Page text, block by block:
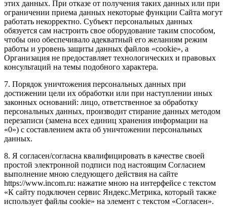
этих данных. При отказе от получения таких данных или при
ограничении приема данных некоторые функции Сайта могут
работать некорректно. Субъект персональных данных
обязуется сам настроить свое оборудование таким способом,
чтобы оно обеспечивало адекватный его желаниям режим
работы и уровень защиты данных файлов «cookie», а
Организация не предоставляет технологических и правовых
консультаций на темы подобного характера.
7. Порядок уничтожения персональных данных при
достижении цели их обработки или при наступлении иных
законных оснований: лицо, ответственное за обработку
персональных данных, производит стирание данных методом
перезаписи (замена всех единиц хранения информации на
«0») с составлением акта об уничтожении персональных
данных.
8. Я согласен/согласна квалифицировать в качестве своей
простой электронной подписи под настоящим Согласием
выполнение мною следующего действия на сайте
https://www.incom.ru: нажатие мною на интерфейсе с текстом
«К сайту подключен сервис Яндекс.Метрика, который также
использует файлы cookie» на элемент с текстом «Согласен».